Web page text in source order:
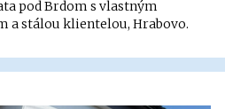
pod Brdom s vlastným
a stálou klientelou, Hrabovo.